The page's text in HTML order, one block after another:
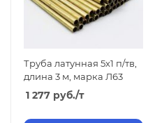
Труба латунная 5х1 п/тв,
длина 3 м, марка Л63
1 277 руб./т